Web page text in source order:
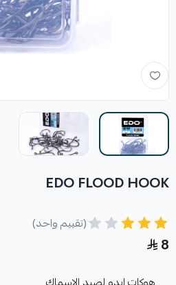
EDO FLOOD HOOK
(تقييم واحد)
8